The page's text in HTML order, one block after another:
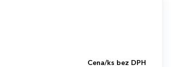
Cena/ks bez DPH